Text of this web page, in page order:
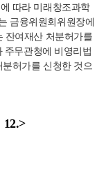
따라 미래창조과학
금융위원회위원장에
잔여재산 처분허가를
주무관청에 비영리법
허가를 신청한 것으
12.>